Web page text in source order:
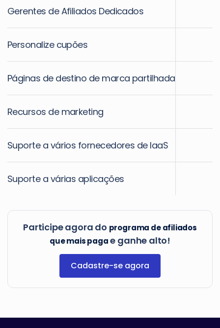
Gerentes de Afiliados Dedicados
Personalize cupões
Páginas de destino de marca partilhada
Recursos de marketing
Suporte a vários fornecedores de IaaS
Suporte a várias aplicações
Participe agora do programa de afiliados
que mais pagae ganhe alto!
Cadastre-se agora